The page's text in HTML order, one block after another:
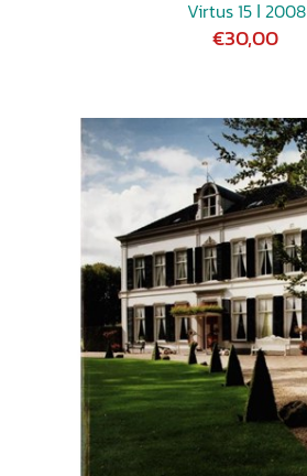
Virtus 15 ǀ 2008
€30,00